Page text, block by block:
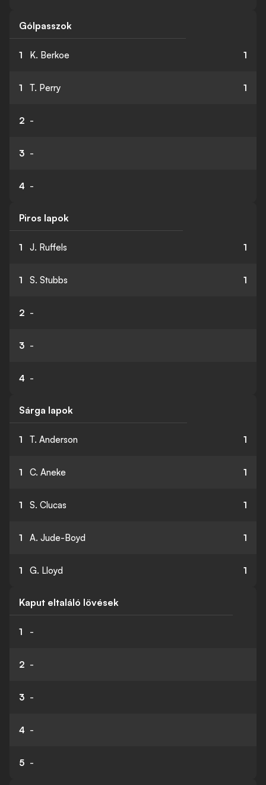
Gólpasszok
1 K. Berkoe 1
1 T. Perry 1
2 -
3 -
4 -
Piros lapok
1 J. Ruffels 1
1 S. Stubbs 1
2 -
3 -
4 -
Sárga lapok
1 T. Anderson 1
1 C. Aneke 1
1 S. Clucas 1
1 A. Jude-Boyd 1
1 G. Lloyd 1
Kaput eltaláló lövések
1 -
2 -
3 -
4 -
5 -